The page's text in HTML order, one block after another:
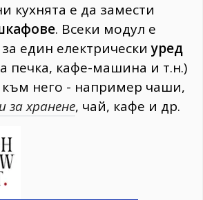
кухнята е да замести
. Всеки модул е
един електрически уред
печка, кафе-машина и т.н.)
към него - например чаши,
за хранене, чай, кафе и др.